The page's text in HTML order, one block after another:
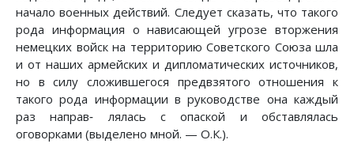
начало военных действий. Следует сказать, что такого
рода информация о нависающей угрозе вторжения
немецких войск на территорию Советского Союза шла
и от наших армейских и дипломатических источников,
но в силу сложившегося предвзятого отношения к
такого рода информации в руководстве она каждый
раз направ‑ лялась с опаской и обставлялась
оговорками (выделено мной. — О.К.).